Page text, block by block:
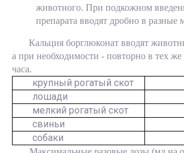
животного. При подкожном
препарата вводят дробно в разные
Кальция борглюконат вводят
а при необходимости - повторно в тех же
часа.
крупный рогатый скот
лошади
мелкий рогатый скот
свиньи
собаки